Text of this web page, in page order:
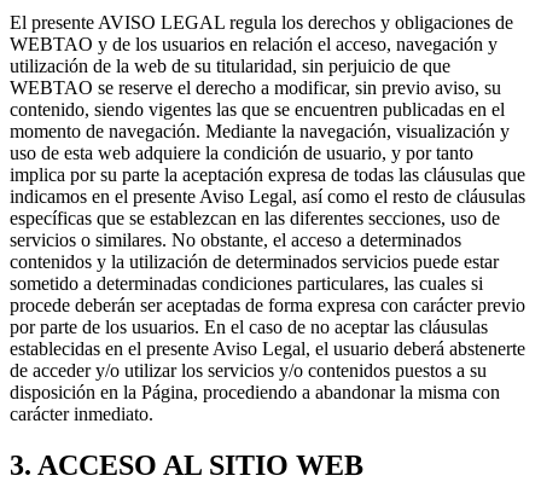
El presente AVISO LEGAL regula los derechos y obligaciones de
WEBTAO y de los usuarios en relación el acceso, navegación y
utilización de la web de su titularidad, sin perjuicio de que
WEBTAO se reserve el derecho a modificar, sin previo aviso, su
contenido, siendo vigentes las que se encuentren publicadas en el
momento de navegación. Mediante la navegación, visualización y
uso de esta web adquiere la condición de usuario, y por tanto
implica por su parte la aceptación expresa de todas las cláusulas que
indicamos en el presente Aviso Legal, así como el resto de cláusulas
específicas que se establezcan en las diferentes secciones, uso de
servicios o similares. No obstante, el acceso a determinados
contenidos y la utilización de determinados servicios puede estar
sometido a determinadas condiciones particulares, las cuales si
procede deberán ser aceptadas de forma expresa con carácter previo
por parte de los usuarios. En el caso de no aceptar las cláusulas
establecidas en el presente Aviso Legal, el usuario deberá abstenerte
de acceder y/o utilizar los servicios y/o contenidos puestos a su
disposición en la Página, procediendo a abandonar la misma con
carácter inmediato.
3. ACCESO AL SITIO WEB